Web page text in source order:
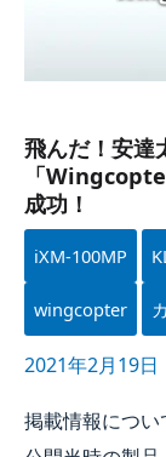
飛んだ！​安達
「
成功！
iXM-100MP
wingcopter
2021年2月19日
掲載情報に​つい